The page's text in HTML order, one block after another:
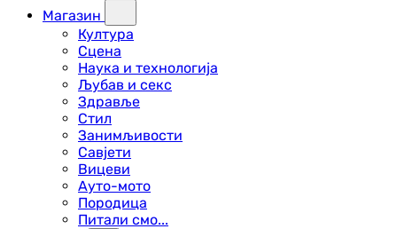
Магазин
Култура
Сцена
Наука и технологија
Љубав и секс
Здравље
Стил
Занимљивости
Савјети
Вицеви
Ауто-мото
Породица
Питали смо...